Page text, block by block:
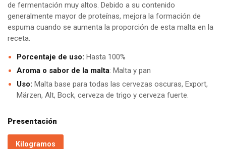
de fermentación muy altos. Debido a su contenido
generalmente mayor de proteínas, mejora la formación de
espuma cuando se aumenta la proporción de esta malta en la
receta.
Porcentaje de uso: Hasta 100%
Aroma o sabor de la malta: Malta y pan
Uso: Malta base para todas las cervezas oscuras, Export,
Märzen, Alt, Bock, cerveza de trigo y cerveza fuerte.
Presentación
Kilogramos